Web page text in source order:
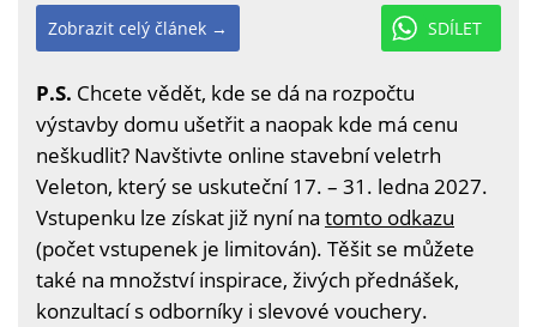
SDÍLET
Zobrazit celý článek →
P.S. Chcete vědět, kde se dá na rozpočtu
výstavby domu ušetřit a naopak kde má cenu
neškudlit? Navštivte online stavební veletrh
Veleton, který se uskuteční 17. – 31. ledna 2027.
Vstupenku lze získat již nyní na tomto odkazu
(počet vstupenek je limitován). Těšit se můžete
také na množství inspirace, živých přednášek,
konzultací s odborníky i slevové vouchery.